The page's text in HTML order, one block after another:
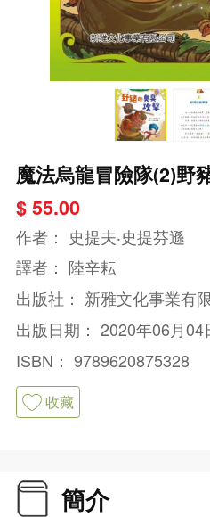
魔法烏龍冒險隊(2)野
$ 55.00
作者： 史提夫‧史提芬遜
譯者： 陸辛耘
出版社： 新雅文化事業有
出版日期： 2020年06月04
ISBN： 9789620875328
收藏
簡介